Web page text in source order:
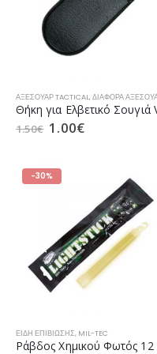
ΑΞΕΣΟΥΆΡ TACTICAL,ΔΙΆΦΟΡΑ
1.50€ 1.00€
-30%
ΕΊΔΗ ΕΠΙΒΊΩΣΗΣ, MIL-TEC